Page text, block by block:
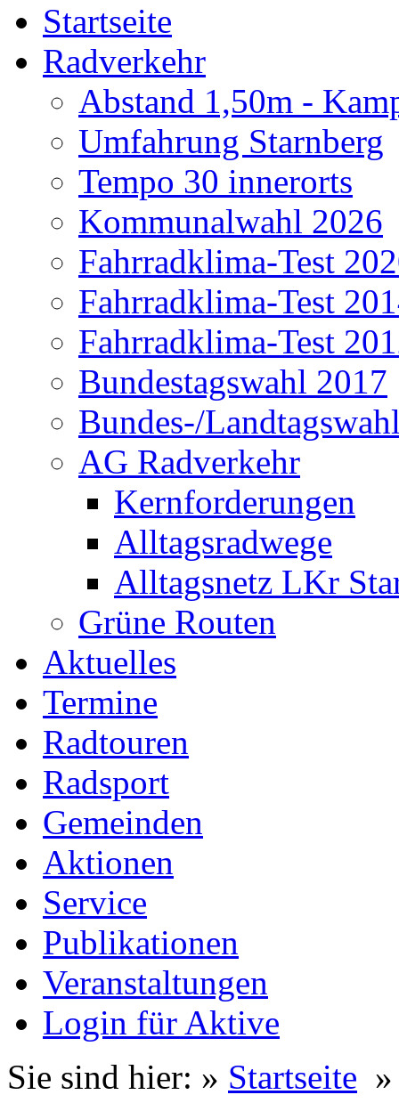
Startseite
Radverkehr
Abstand 1,50m -
Umfahrung Starnberg
Tempo 30 innerorts
Kommunalwahl 2026
Fahrradklima-Test
Fahrradklima-Test
Fahrradklima-Test
Bundestagswahl 2017
Bundes-/
AG Radverkehr
Kernforderungen
Alltagsradwege
Alltagsnetz LKr
Grüne Routen
Aktuelles
Termine
Radtouren
Radsport
Gemeinden
Aktionen
Service
Publikationen
Veranstaltungen
Login für Aktive
Sie sind hier: » Startseite